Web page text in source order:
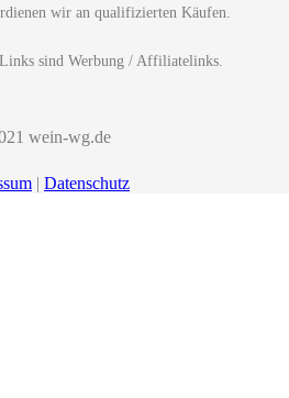
wir an qualifizierten Käufen.
sind Werbung / Affiliatelinks.
wein-wg.de
| Datenschutz